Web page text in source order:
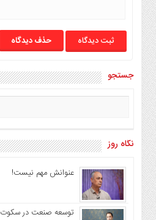
حذف دیدگاه
جستجو
نگاه روز
عنوانش مهم نیست!
توسعه صنعت در سکوت